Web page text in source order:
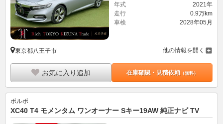
年式
2021年
走行
0.9万km
車検
2028年05月
東京都八王子市 他の情報を開く
お気に入り追加 在庫確認・見積依頼（無料）
ボルボ
XC40 T4 モメンタム ワンオーナー Sキー19AW 純正ナビ TV